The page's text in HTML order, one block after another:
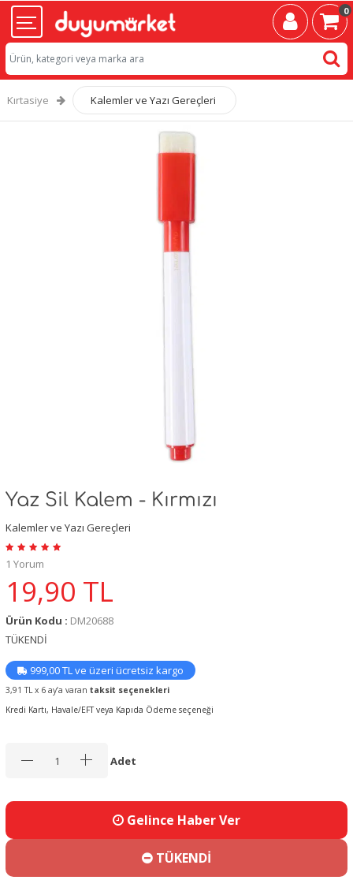
0
Kırtasiye Kalemler ve Yazı Gereçleri
Yaz Sil Kalem - Kırmızı
Kalemler ve Yazı Gereçleri
1 Yorum
19,90 TL
Ürün Kodu : DM20688
TÜKENDİ
999,00 TL ve üzeri ücretsiz kargo
3,91 TL x 6 ay’a varan taksit seçenekleri
Kredi Kartı, Havale/EFT veya Kapıda Ödeme seçeneği
Adet
Gelince Haber Ver
TÜKENDİ